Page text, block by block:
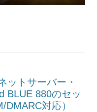
ットサーバー・
BLUE 880のセッ
DMARC対応）